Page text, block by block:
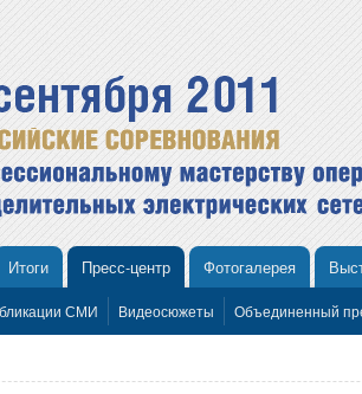
Итоги Пресс-центр Фотогалерея
СМИ Видеосюжеты Объединенный